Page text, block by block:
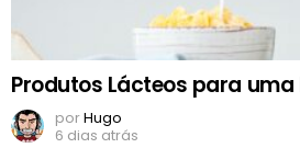
Produtos Lácteos para uma
porHugo
6 dias atrás